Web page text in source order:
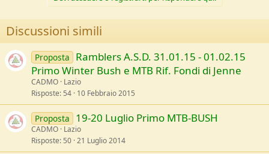
Discussioni simili
Proposta
Ramblers A.S.D. 31.01.15 - 01.02.15
Primo Winter Bush e MTB Rif. Fondi di Jenne
CADMO Lazio
Risposte 54 10 Febbraio 2015
Proposta 19-20 Luglio Primo MTB-BUSH
CADMO Lazio
Risposte 50 21 Luglio 2014